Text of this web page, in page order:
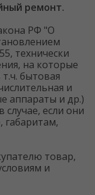
ремонт.
РФ "О
технически
на которые
бытовая
и
аппараты и др.)
если они
габаритам,
товар,
и